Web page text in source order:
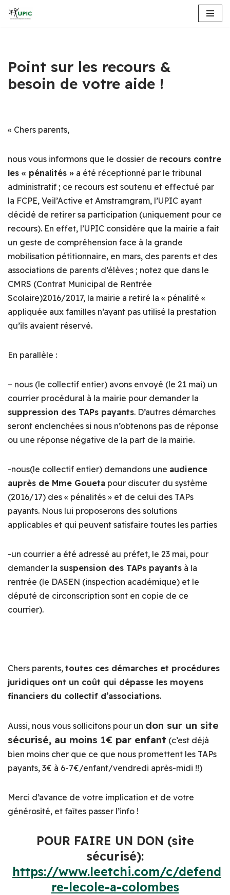
Point sur les recours &
besoin de votre aide !
« Chers parents,
nous vous informons que le dossier de recours contre
les « pénalités » a été réceptionné par le tribunal
administratif ; ce recours est soutenu et effectué par
la FCPE, Veil’Active et Amstramgram, l’UPIC ayant
décidé de retirer sa participation (uniquement pour ce
recours). En effet, l’UPIC considère que la mairie a fait
un geste de compréhension face à la grande
mobilisation pétitionnaire, en mars, des parents et des
associations de parents d’élèves ; notez que dans le
CMRS (Contrat Municipal de Rentrée
Scolaire)2016/2017, la mairie a retiré la « pénalité «
appliquée aux familles n’ayant pas utilisé la prestation
qu’ils avaient réservé.
En parallèle :
– nous (le collectif entier) avons envoyé (le 21 mai) un
courrier procédural à la mairie pour demander la
suppression des TAPs payants. D’autres démarches
seront enclenchées si nous n’obtenons pas de réponse
ou une réponse négative de la part de la mairie.
-nous(le collectif entier) demandons une audience
auprès de Mme Goueta pour discuter du système
(2016/17) des « pénalités » et de celui des TAPs
payants. Nous lui proposerons des solutions
applicables et qui peuvent satisfaire toutes les parties
-un courrier a été adressé au préfet, le 23 mai, pour
demander la suspension des TAPs payants à la
rentrée (le DASEN (inspection académique) et le
député de circonscription sont en copie de ce
courrier).
Chers parents, toutes ces démarches et procédures
juridiques ont un coût qui dépasse les moyens
financiers du collectif d’associations.
Aussi, nous vous sollicitons pour un don sur un site
sécurisé, au moins 1€ par enfant (c’est déjà
bien moins cher que ce que nous promettent les TAPs
payants, 3€ à 6-7€/enfant/vendredi après-midi !!)
Merci d’avance de votre implication et de votre
générosité, et faîtes passer l’info !
POUR FAIRE UN DON (site
sécurisé):
https://www.leetchi.com/c/defend
re-lecole-a-colombes